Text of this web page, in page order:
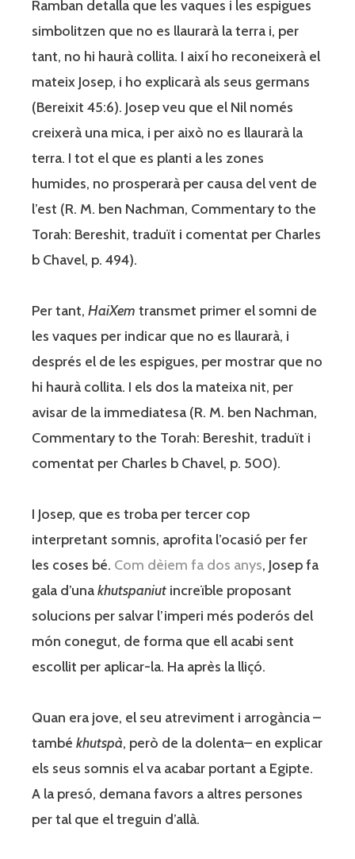
Ramban detalla que les vaques i les espigues
simbolitzen que no es llaurarà la terra i, per
tant, no hi haurà collita. I així ho reconeixerà el
mateix Josep, i ho explicarà als seus germans
(Bereixit 45:6). Josep veu que el Nil només
creixerà una mica, i per això no es llaurarà la
terra. I tot el que es planti a les zones
humides, no prosperarà per causa del vent de
l’est (R. M. ben Nachman, Commentary to the
Torah: Bereshit, traduït i comentat per Charles
b Chavel, p. 494).
Per tant, HaiXem transmet primer el somni de
les vaques per indicar que no es llaurarà, i
després el de les espigues, per mostrar que no
hi haurà collita. I els dos la mateixa nit, per
avisar de la immediatesa (R. M. ben Nachman,
Commentary to the Torah: Bereshit, traduït i
comentat per Charles b Chavel, p. 500).
I Josep, que es troba per tercer cop
interpretant somnis, aprofita l’ocasió per fer
les coses bé. Com dèiem fa dos anys, Josep fa
gala d’unakhutspaniut increïble proposant
solucions per salvar l’imperi més poderós del
món conegut, de forma que ell acabi sent
escollit per aplicar-la. Ha après la lliçó.
Quan era jove, el seu atreviment i arrogància –
també khutspà, però de la dolenta– en explicar
els seus somnis el va acabar portant a Egipte.
A la presó, demana favors a altres persones
per tal que el treguin d’allà.